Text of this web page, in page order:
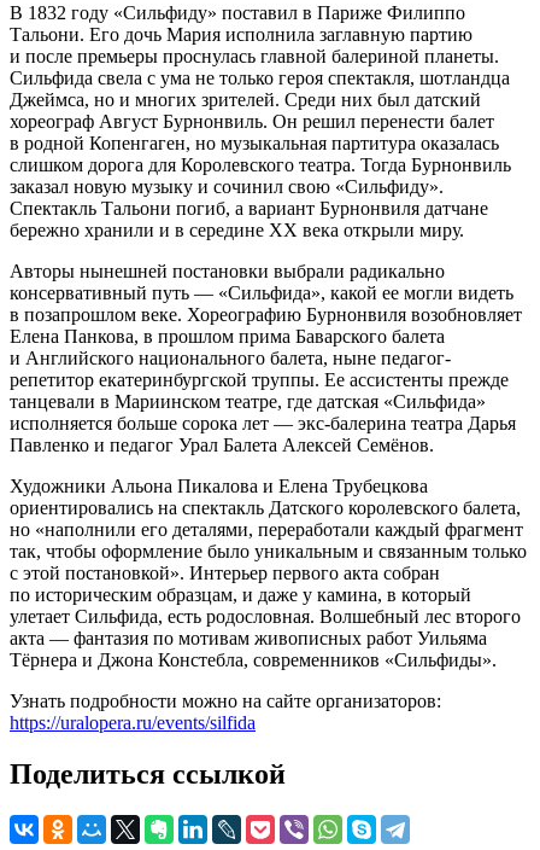
В 1832 году «Сильфиду» поставил в Париже Филиппо
Тальони. Его дочь Мария исполнила заглавную партию
и после премьеры проснулась главной балериной планеты.
Сильфида свела с ума не только героя спектакля, шотландца
Джеймса, но и многих зрителей. Среди них был датский
хореограф Август Бурнонвиль. Он решил перенести балет
в родной Копенгаген, но музыкальная партитура оказалась
слишком дорога для Королевского театра. Тогда Бурнонвиль
заказал новую музыку и сочинил свою «Сильфиду».
Спектакль Тальони погиб, а вариант Бурнонвиля датчане
бережно хранили и в середине ХХ века открыли миру.
Авторы нынешней постановки выбрали радикально
консервативный путь — «Сильфида», какой ее могли видеть
в позапрошлом веке. Хореографию Бурнонвиля возобновляет
Елена Панкова, в прошлом прима Баварского балета
и Английского национального балета, ныне педагог-
репетитор екатеринбургской труппы. Ее ассистенты прежде
танцевали в Мариинском театре, где датская «Сильфида»
исполняется больше сорока лет — экс-балерина театра Дарья
Павленко и педагог Урал Балета Алексей Семёнов.
Художники Альона Пикалова и Елена Трубецкова
ориентировались на спектакль Датского королевского балета,
но «наполнили его деталями, переработали каждый фрагмент
так, чтобы оформление было уникальным и связанным только
с этой постановкой». Интерьер первого акта собран
по историческим образцам, и даже у камина, в который
улетает Сильфида, есть родословная. Волшебный лес второго
акта — фантазия по мотивам живописных работ Уильяма
Тёрнера и Джона Констебла, современников «Сильфиды».
Узнать подробности можно на сайте организаторов:
https://uralopera.ru/events/silfida
Поделиться ссылкой